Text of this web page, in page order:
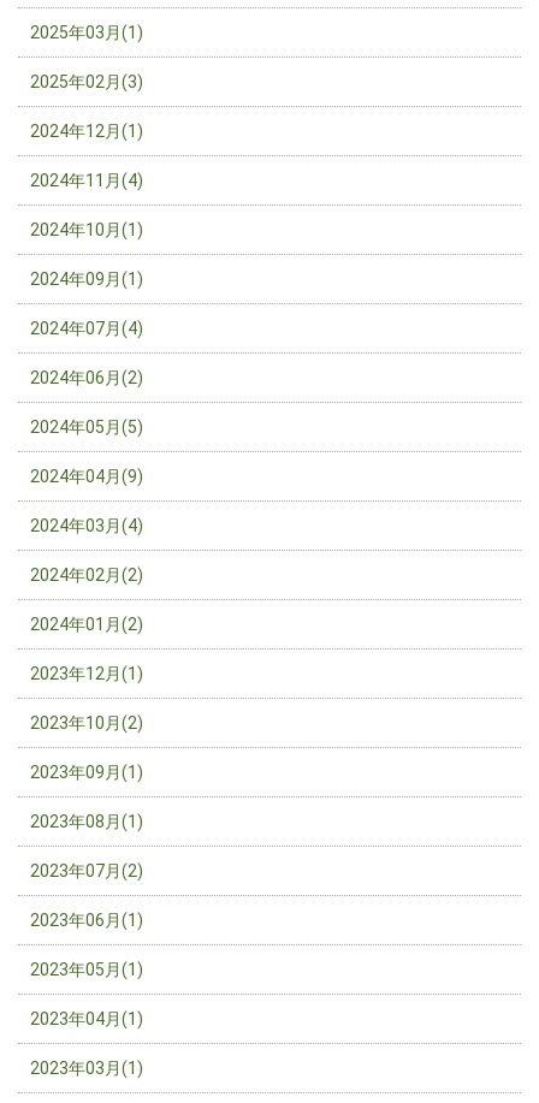
2025年03月(1)
2025年02月(3)
2024年12月(1)
2024年11月(4)
2024年10月(1)
2024年09月(1)
2024年07月(4)
2024年06月(2)
2024年05月(5)
2024年04月(9)
2024年03月(4)
2024年02月(2)
2024年01月(2)
2023年12月(1)
2023年10月(2)
2023年09月(1)
2023年08月(1)
2023年07月(2)
2023年06月(1)
2023年05月(1)
2023年04月(1)
2023年03月(1)